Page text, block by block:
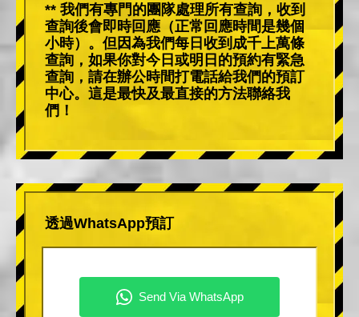
** 我們有專門的團隊處理所有查詢，收到
查詢後會即時回應（正常回應時間是幾個
小時）。但因為我們每日收到成千上萬條
查詢，如果你對今日或明日的預約有緊急
查詢，請在辦公時間打電話給我們的預訂
中心。這是最快及最直接的方法聯絡我
們！
透過WhatsApp預訂